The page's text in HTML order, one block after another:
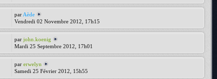
par Aède
Vendredi 02 Novembre 2012, 17h15
parjohn.koenig
Mardi 25 Septembre 2012, 17h01
parerwelyn
Samedi 25 Février 2012, 15h55